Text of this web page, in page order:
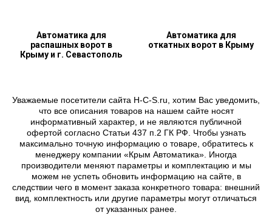
Автоматика для
распашных ворот в
Крыму и г. Севастополь
Автоматика для
откатных ворот в Крыму
Уважаемые посетители сайта H-C-S.ru, хотим Вас уведомить,
что все описания товаров на нашем сайте носят
информативный характер, и не являются публичной
офертой согласно Статьи 437 п.2 ГК РФ. Чтобы узнать
максимально точную информацию о товаре, обратитесь к
менеджеру компании «Крым Автоматика». Иногда
производители меняют параметры и комплектацию и мы
можем не успеть обновить информацию на сайте, в
следствии чего в момент заказа конкретного товара: внешний
вид, комплектность или другие параметры могут отличаться
от указанных ранее.